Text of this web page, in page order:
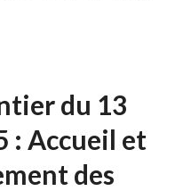
du 13
: Accueil et
des